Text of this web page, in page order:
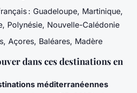
: Guadeloupe, Martinique,
Polynésie, Nouvelle-Calédonie
Açores, Baléares, Madère
dans ces destinations en
méditerranéennes